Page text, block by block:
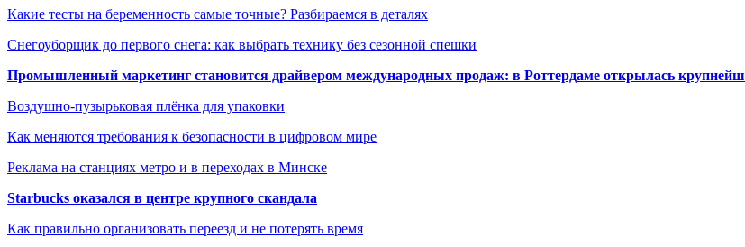
Какие тесты на беременность самые точные? Разбираемся в деталях
Снегоуборщик до первого снега: как выбрать технику без сезонной спешки
Промышленный маркетинг становится драйвером международных продаж: в Роттердаме открылась
Воздушно-пузырьковая плёнка для упаковки
Как меняются требования к безопасности в цифровом мире
Реклама на станциях метро и в переходах в Минске
Starbucks оказался в центре крупного скандала
Как правильно организовать переезд и не потерять время